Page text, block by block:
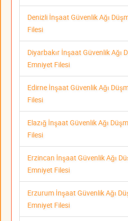
Denizli İnşaat Güvenlik Ağı
Filesi
Diyarbakır İnşaat Güvenlik Ağı
Emniyet Filesi
Edirne İnşaat Güvenlik Ağı
Filesi
Elazığ İnşaat Güvenlik Ağı
Filesi
Erzincan İnşaat Güvenlik Ağı
Emniyet Filesi
Erzurum İnşaat Güvenlik Ağı
Emniyet Filesi